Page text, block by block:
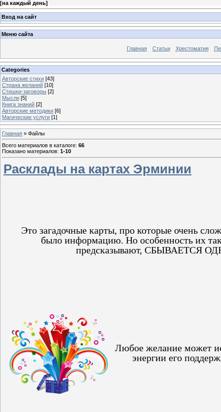
[на каждый день]
Вход на сайт
Меню сайта
Главная Статьи Хрестоматия
Categories
Авторские стихи [43]
Страна желаний [10]
Стишки-заговоры [2]
Мысли [5]
Книга знаний [2]
Авторские методики [6]
Магические услуги [1]
Главная » Файлы
Всего материалов в каталоге: 66
Показано материалов: 1-10
Расклады на картах Эрминии
Это загадочные карты, про которые очень
было информацию. Но особенность их
предсказывают, СБЫВАЕТСЯ
Любое желание может
энергии его